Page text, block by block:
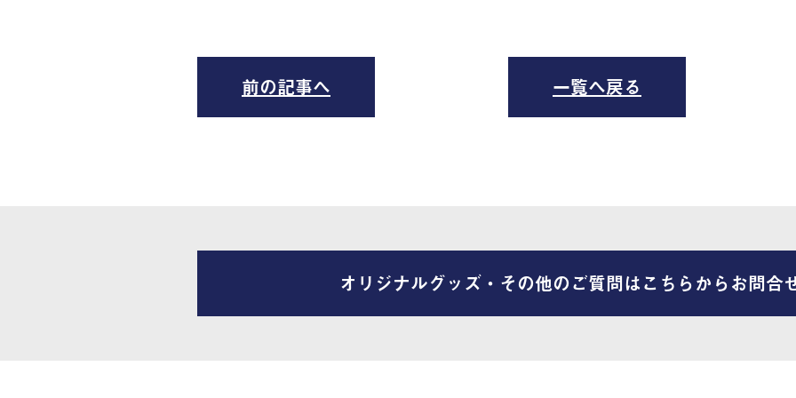
前の記事へ 一覧へ戻る
オリジナルグッズ・その他のご質問はこちらからお問合